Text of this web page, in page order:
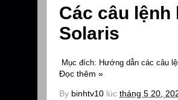
Các câu
Solaris
Mục đích: Hướng dẫn các câu
Đọc thêm »
By binhtv10 lúc tháng 5 20,